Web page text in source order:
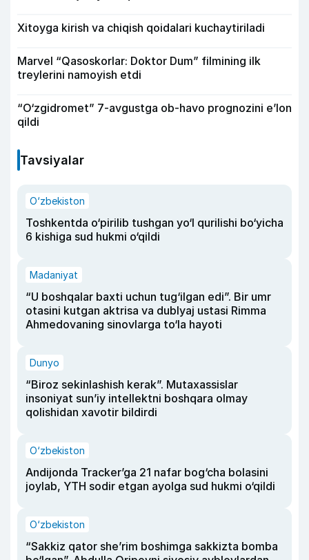
Xitoyga kirish va chiqish qoidalari kuchaytiriladi
Marvel “Qasoskorlar: Doktor Dum” filmining ilk
treylerini namoyish etdi
“O‘zgidromet” 7-avgustga ob-havo prognozini e’lon
qildi
Tavsiyalar
O‘zbekiston
Toshkentda o‘pirilib tushgan yo‘l qurilishi bo‘yicha
6 kishiga sud hukmi o‘qildi
Madaniyat
“U boshqalar baxti uchun tug‘ilgan edi”. Bir umr
otasini kutgan aktrisa va dublyaj ustasi Rimma
Ahmedovaning sinovlarga to‘la hayoti
Dunyo
“Biroz sekinlashish kerak”. Mutaxassislar
insoniyat sun’iy intellektni boshqara olmay
qolishidan xavotir bildirdi
O‘zbekiston
Andijonda Tracker’ga 21 nafar bog‘cha bolasini
joylab, YTH sodir etgan ayolga sud hukmi o‘qildi
O‘zbekiston
“Sakkiz qator she’rim boshimga sakkizta bomba